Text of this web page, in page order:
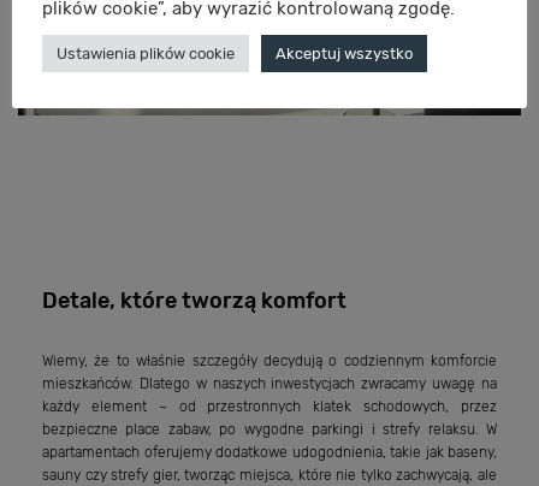
Detale, które tworzą komfort
Wiemy, że to właśnie szczegóły decydują o codziennym komforcie
mieszkańców. Dlatego w naszych inwestycjach zwracamy uwagę na
każdy element – od przestronnych klatek schodowych, przez
bezpieczne place zabaw, po wygodne parkingi i strefy relaksu. W
apartamentach oferujemy dodatkowe udogodnienia, takie jak baseny,
sauny czy strefy gier, tworząc miejsca, które nie tylko zachwycają, ale
plików cookie”, aby wyrazić kontrolowaną zgodę.
Ustawienia plików cookie Akceptuj wszystko